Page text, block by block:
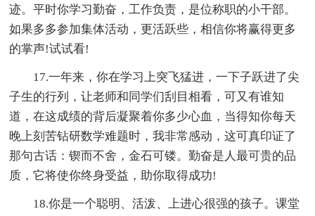
迹。平时你学习勤奋，工作负责，是位称职的小干部。
如果多多参加集体活动，更活跃些，相信你将赢得更多
的掌声!试试看!
17.一年来，你在学习上突飞猛进，一下子跃进了尖
子生的行列，让老师和同学们刮目相看，可又有谁知
道，在这成绩的背后凝聚着你多少心血，当得知你每天
晚上刻苦钻研数学难题时，我非常感动，这可真印证了
那句古话：锲而不舍，金石可镂。勤奋是人最可贵的品
质，它将使你终身受益，助你取得成功!
18.你是一个聪明、活泼、上进心很强的孩子。课堂